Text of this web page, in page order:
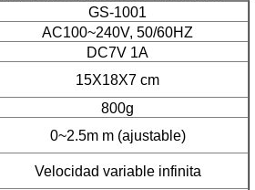
GS-1001
AC100~240V, 50/60HZ
DC7V 1A
15X18X7 cm
800g
0~2.5m m (ajustable)
Velocidad variable infinita